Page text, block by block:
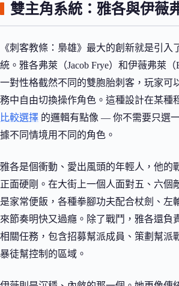
雙主角系統：雅各與伊薇
《刺客教條：梟雄》最大的創新就是引入
統。雅各弗萊（Jacob Frye）和伊薇弗萊（
一對性格截然不同的雙胞胎刺客，玩家可
務中自由切換操作角色。這種設計在某種
比較選擇 的邏輯有點像 — 你不需要只選
據不同情境用不同的角色。
雅各是個衝動、愛出風頭的年輕人，他的
正面硬剛。在大街上一個人面對五、六個
是家常便飯，各種拳腳功夫配合杖劍、左
來節奏明快又過癮。除了戰鬥，雅各還負
相關任務，包含招募幫派成員、策劃幫派
暴徒幫控制的區域。